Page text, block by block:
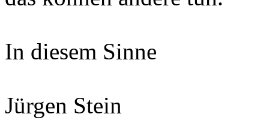
In diesem Sinne
Jürgen Stein